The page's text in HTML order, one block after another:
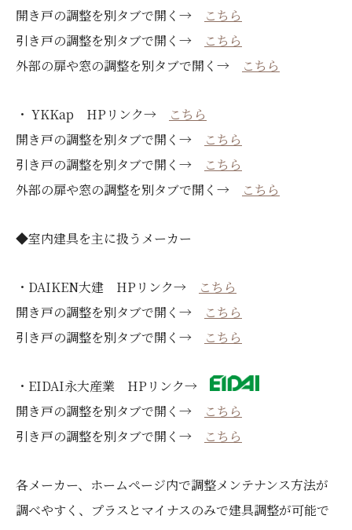
開き戸の調整を別タブで開く→
こちら
引き戸の調整を別タブで開く→
こちら
外部の扉や窓の調整を別タブで開く→
こちら
・ YKKap HPリンク→
こちら
開き戸の調整を別タブで開く→
こちら
引き戸の調整を別タブで開く→
こちら
外部の扉や窓の調整を別タブで開く→
こちら
◆室内建具を主に扱うメーカー
・DAIKEN大建 HPリンク→
こちら
開き戸の調整を別タブで開く→
こちら
引き戸の調整を別タブで開く→
こちら
・EIDAI永大産業 HPリンク→
開き戸の調整を別タブで開く→
こちら
引き戸の調整を別タブで開く→
こちら
各メーカー、ホームページ内で調整メンテナンス方法が
調べやすく、プラスとマイナスのみで建具調整が可能で